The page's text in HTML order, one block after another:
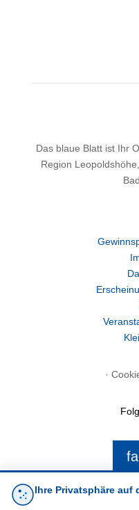
Das blaue Blatt ist Ihr
Region
·
Ihre Privatsphäre auf